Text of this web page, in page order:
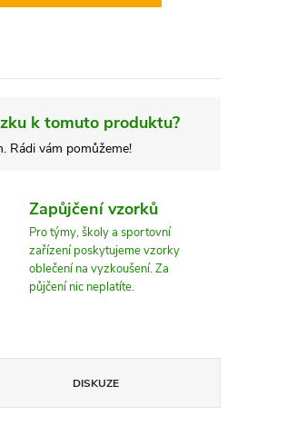
k tomuto produktu?
Rádi vám pomůžeme!
Zapůjčení vzorků
Pro týmy, školy a sportovní
zařízení poskytujeme vzorky
oblečení na vyzkoušení. Za
půjčení nic neplatíte.
DISKUZE